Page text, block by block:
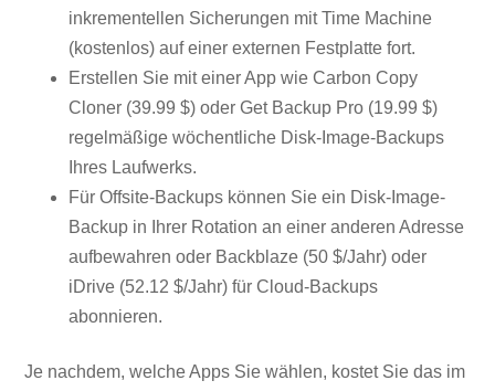
inkrementellen Sicherungen mit Time Machine
(kostenlos) auf einer externen Festplatte fort.
Erstellen Sie mit einer App wie Carbon Copy
Cloner (39.99 $) oder Get Backup Pro (19.99 $)
regelmäßige wöchentliche Disk-Image-Backups
Ihres Laufwerks.
Für Offsite-Backups können Sie ein Disk-Image-
Backup in Ihrer Rotation an einer anderen Adresse
aufbewahren oder Backblaze (50 $/Jahr) oder
iDrive (52.12 $/Jahr) für Cloud-Backups
abonnieren.
Je nachdem, welche Apps Sie wählen, kostet Sie das im